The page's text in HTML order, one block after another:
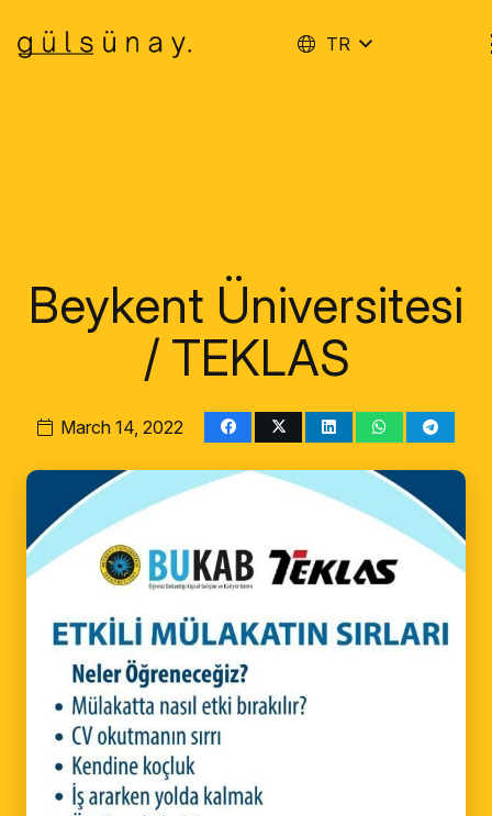
TR
Beykent Üniversitesi
/ TEKLAS
March 14, 2022